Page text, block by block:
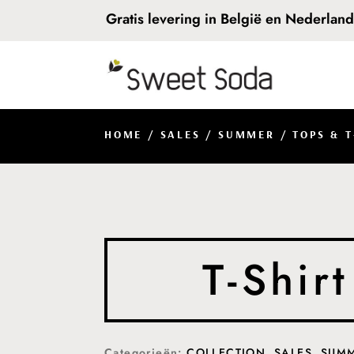
Gratis levering in België en
HOME / SALES /SUMMER /TOPS &
T-